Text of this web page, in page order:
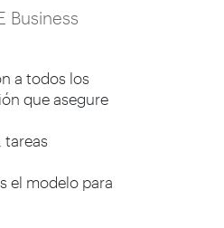
Business
a todos los
que asegure
tareas
el modelo para